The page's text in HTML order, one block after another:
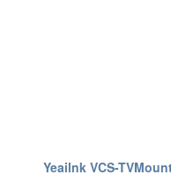
Yeailnk VCS-